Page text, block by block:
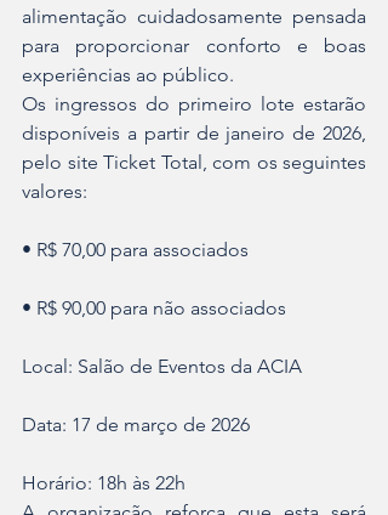
alimentação cuidadosamente pensada
para proporcionar conforto e boas
experiências ao público.
Os ingressos do primeiro lote estarão
disponíveis a partir de janeiro de 2026,
pelo site Ticket Total, com os seguintes
valores:
• R$ 70,00 para associados
• R$ 90,00 para não associados
Local: Salão de Eventos da ACIA
Data: 17 de março de 2026
Horário: 18h às 22h